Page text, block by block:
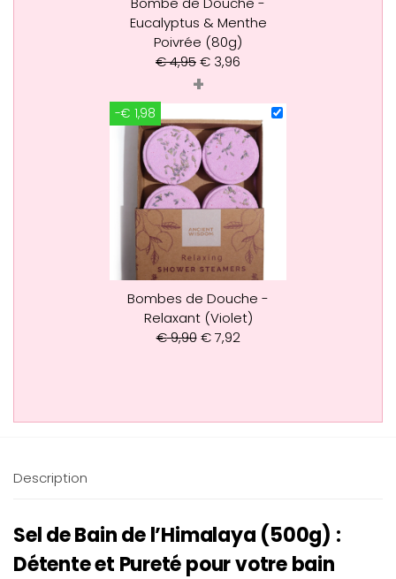
Eucalyptus & Menthe
Poivrée (80g)
€4,95€ 3,96
+
-€ 1,98
Bombes de Douche -
Relaxant (Violet)
€9,90 €7,92
Description
Sel de Bain de l’Himalaya (500g) :
Détente et Pureté pour votre bain